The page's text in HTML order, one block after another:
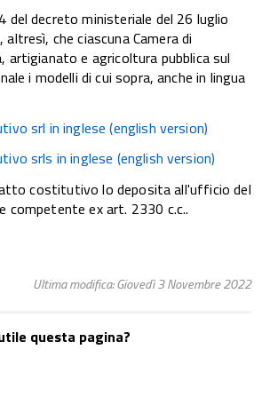
del decreto ministeriale del 26 luglio
che ciascuna Camera di
artigianato e agricoltura pubblica sul
i modelli di cui sopra, anche in lingua
srl in inglese (english version)
srls in inglese (english version)
costitutivo lo deposita all'ufficio del
competente ex art. 2330 c.c..
Ultima modifica: Giovedì 3 Novembre 2022
questa pagina?